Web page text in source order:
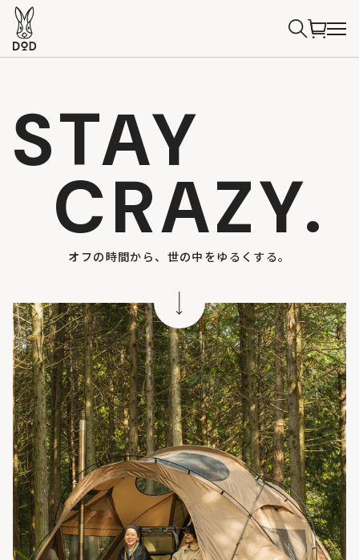
STAY
CRAZY.
オフの時間から、世の中をゆるくする。